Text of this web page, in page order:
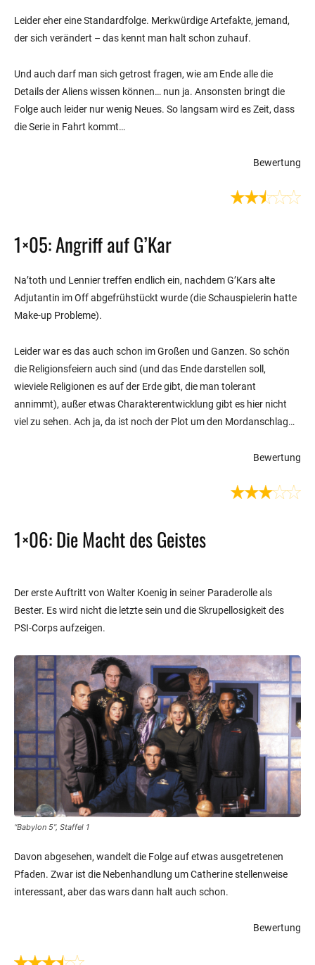
Leider eher eine Standardfolge. Merkwürdige Artefakte, jemand,
der sich verändert – das kennt man halt schon zuhauf.
Und auch darf man sich getrost fragen, wie am Ende alle die
Details der Aliens wissen können… nun ja. Ansonsten bringt die
Folge auch leider nur wenig Neues. So langsam wird es Zeit, dass
die Serie in Fahrt kommt…
Bewertung
1×05: Angriff auf G’Kar
Na’toth und Lennier treffen endlich ein, nachdem G’Kars alte
Adjutantin im Off abgefrühstückt wurde (die Schauspielerin hatte
Make-up Probleme).
Leider war es das auch schon im Großen und Ganzen. So schön
die Religionsfeiern auch sind (und das Ende darstellen soll,
wieviele Religionen es auf der Erde gibt, die man tolerant
annimmt), außer etwas Charakterentwicklung gibt es hier nicht
viel zu sehen. Ach ja, da ist noch der Plot um den Mordanschlag…
Bewertung
1×06: Die Macht des Geistes
Der erste Auftritt von Walter Koenig in seiner Paraderolle als
Bester. Es wird nicht die letzte sein und die Skrupellosigkeit des
PSI-Corps aufzeigen.
“Babylon 5”, Staffel 1
Davon abgesehen, wandelt die Folge auf etwas ausgetretenen
Pfaden. Zwar ist die Nebenhandlung um Catherine stellenweise
interessant, aber das wars dann halt auch schon.
Bewertung